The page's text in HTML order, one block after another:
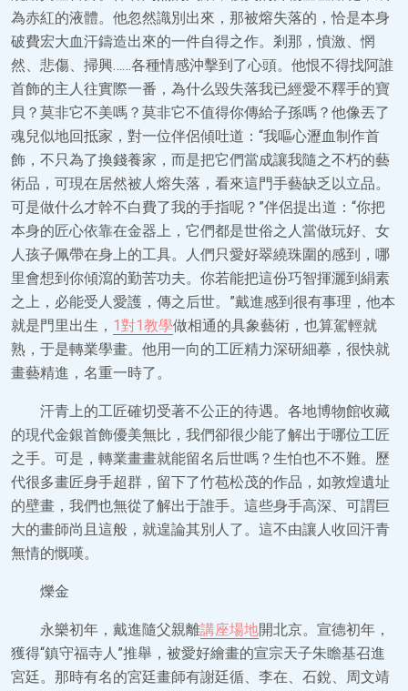
為赤紅的液體。他忽然識別出來，那被熔失落的，恰是本身
破費宏大血汗鑄造出來的一件自得之作。剎那，憤激、惘
然、悲傷、掃興……各種情感沖擊到了心頭。他恨不得找阿誰
首飾的主人往實際一番，為什么毀失落我已經愛不釋手的寶
貝？莫非它不美嗎？莫非它不值得你傳給子孫嗎？他像丟了
魂兒似地回抵家，對一位伴侶傾吐道：“我嘔心瀝血制作首
飾，不只為了換錢養家，而是把它們當成讓我隨之不朽的藝
術品，可現在居然被人熔失落，看來這門手藝缺乏以立品。
可是做什么才幹不白費了我的手指呢？”伴侶提出道：“你把
本身的匠心依靠在金器上，它們都是世俗之人當做玩好、女
人孩子佩帶在身上的工具。人們只愛好翠繞珠圍的感到，哪
里會想到你傾瀉的勤苦功夫。你若能把這份巧智揮灑到絹素
之上，必能受人愛護，傳之后世。”戴進感到很有事理，他本
就是門里出生， 1對1教學做相通的具象藝術，也算駕輕就
熟，于是轉業學畫。他用一向的工匠精力深研細摹，很快就
畫藝精進，名重一時了。
汗青上的工匠確切受著不公正的待遇。各地博物館收藏
的現代金銀首飾優美無比，我們卻很少能了解出于哪位工匠
之手。可是，轉業畫畫就能留名后世嗎？生怕也不不難。歷
代很多畫匠身手超群，留下了竹苞松茂的作品，如敦煌遺址
的壁畫，我們也無從了解出于誰手。這些身手高深、可謂巨
大的畫師尚且這般，就遑論其別人了。這不由讓人收回汗青
無情的慨嘆。
爍金
永樂初年，戴進隨父親離講座場地開北京。宣德初年，
獲得“鎮守福寺人”推舉，被愛好繪畫的宣宗天子朱瞻基召進
宮廷。那時有名的宮廷畫師有謝廷循、李在、石銳、周文靖